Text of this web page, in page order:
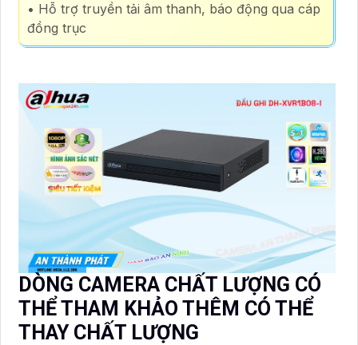
• Hỗ trợ truyền tải âm thanh, báo động qua cáp
đồng trục
DÒNG CAMERA CHẤT LƯỢNG CÓ
THỂ THAM KHẢO THÊM CÓ THỂ
THAY CHẤT LƯỢNG